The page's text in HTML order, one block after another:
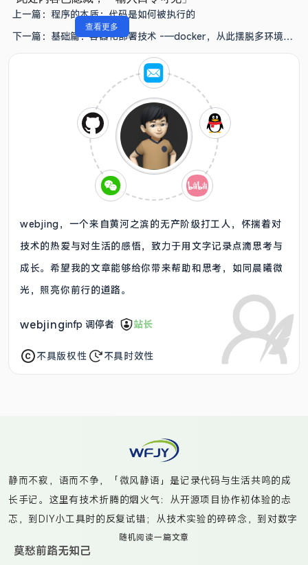
上一篇： 程序的本质：代码是如何被执行的
下一篇： 基础篇：容器化部署技术 -—docker，从此摆脱多环境配
webjing，一个来自黄河之滨的无产阶级打工人，怀揣着对
技术的热爱与对生活的感悟，致力于用文字记录点滴思考与
成长。希望我的文章能够给你带来帮助和思考，如同晨曦微
光，照亮你前行的道路。
webjinginfp 调停者 站长
不具版权性 不具时效性
静而不寂，语而不争，「微风静语」是记录代码与生活共鸣的成
长手记。这里有技术折腾的烟火气：从开源项目协作初体验的忐
忑，到DIY小工具时的反复试错；从技术实验的碎碎念，到对数字
工具的深度思考。偶尔捕捉咖啡渍染的书页光影，更多时候是真
诚分享那些“虽不完美但真实”的代码实践——无论是给开源项目提
随机阅读一篇文章
莫愁前路无知己